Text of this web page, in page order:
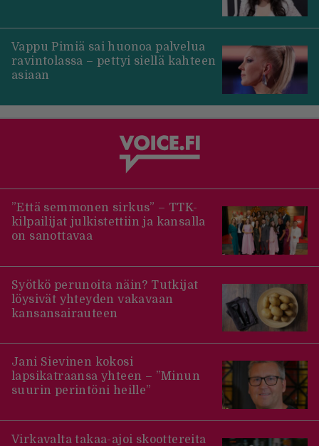
Vappu Pimiä sai huonoa palvelua
ravintolassa – pettyi siellä kahteen
asiaan
”Että semmonen sirkus” – TTK-
kilpailijat julkistettiin ja kansalla
on sanottavaa
Syötkö perunoita näin? Tutkijat
löysivät yhteyden vakavaan
kansansairauteen
Jani Sievinen kokosi
lapsikatraansa yhteen – ”Minun
suurin perintöni heille”
Virkavalta takaa-ajoi skoottereita